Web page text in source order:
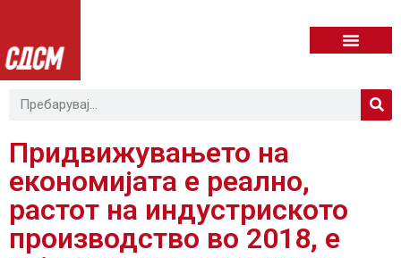
Придвижувањето на
економијата е реално,
растот на индустриското
производство во 2018, е